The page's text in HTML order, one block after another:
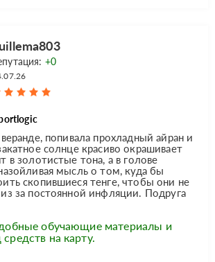
+0
попивала прохладный айран и
солнце красиво окрашивает
в золотистые тона, а в голове
мысль о том, куда бы
скопившиеся тенге, чтобы они не
за постоянной инфляции. Подруга
обучающие материалы и
на карту.